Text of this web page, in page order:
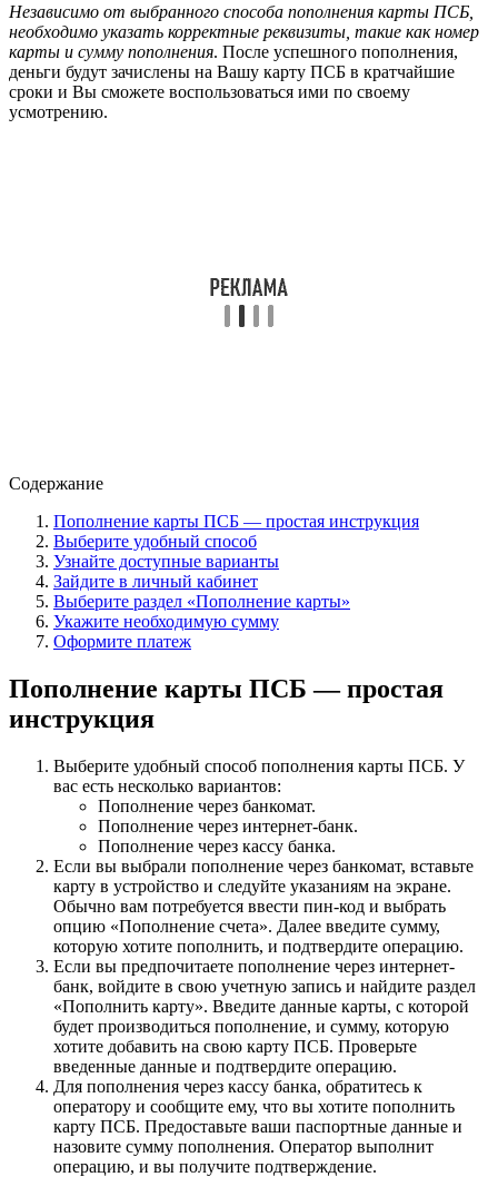
Независимо от выбранного способа пополнения карты ПСБ,
необходимо указать корректные реквизиты, такие как номер
карты и сумму пополнения. После успешного пополнения,
деньги будут зачислены на Вашу карту ПСБ в кратчайшие
сроки и Вы сможете воспользоваться ими по своему
усмотрению.
Содержание
Пополнение карты ПСБ — простая инструкция
Выберите удобный способ
Узнайте доступные варианты
Зайдите в личный кабинет
Выберите раздел «Пополнение карты»
Укажите необходимую сумму
Оформите платеж
Пополнение карты ПСБ — простая
инструкция
Выберите удобный способ пополнения карты ПСБ. У
вас есть несколько вариантов:
Пополнение через банкомат.
Пополнение через интернет-банк.
Пополнение через кассу банка.
Если вы выбрали пополнение через банкомат, вставьте
карту в устройство и следуйте указаниям на экране.
Обычно вам потребуется ввести пин-код и выбрать
опцию «Пополнение счета». Далее введите сумму,
которую хотите пополнить, и подтвердите операцию.
Если вы предпочитаете пополнение через интернет-
банк, войдите в свою учетную запись и найдите раздел
«Пополнить карту». Введите данные карты, с которой
будет производиться пополнение, и сумму, которую
хотите добавить на свою карту ПСБ. Проверьте
введенные данные и подтвердите операцию.
Для пополнения через кассу банка, обратитесь к
оператору и сообщите ему, что вы хотите пополнить
карту ПСБ. Предоставьте ваши паспортные данные и
назовите сумму пополнения. Оператор выполнит
операцию, и вы получите подтверждение.